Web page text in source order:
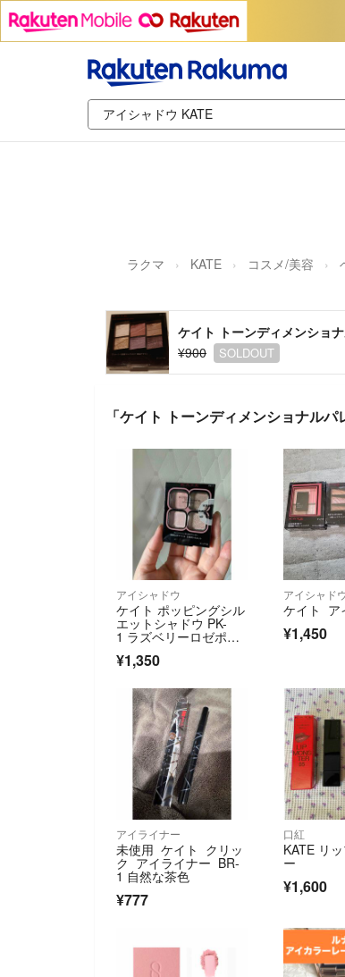
ラクマ KATE コスメ/美容
ケイト トーンディメンショ
¥900
SOLDOUT
「ケイト トーンディメンショナル
アイシャドウ
ケイト ポッピングシル
エットシャドウ PK-
1 ラズベリーロゼポッ
プ(3.6g)
¥1,350
アイシャド
ケイト ア
¥1,450
アイライナー
未使用 ケイト クリッ
ク アイライナー BR-
1 自然な茶色
¥777
口紅
KATE リ
ー
¥1,600